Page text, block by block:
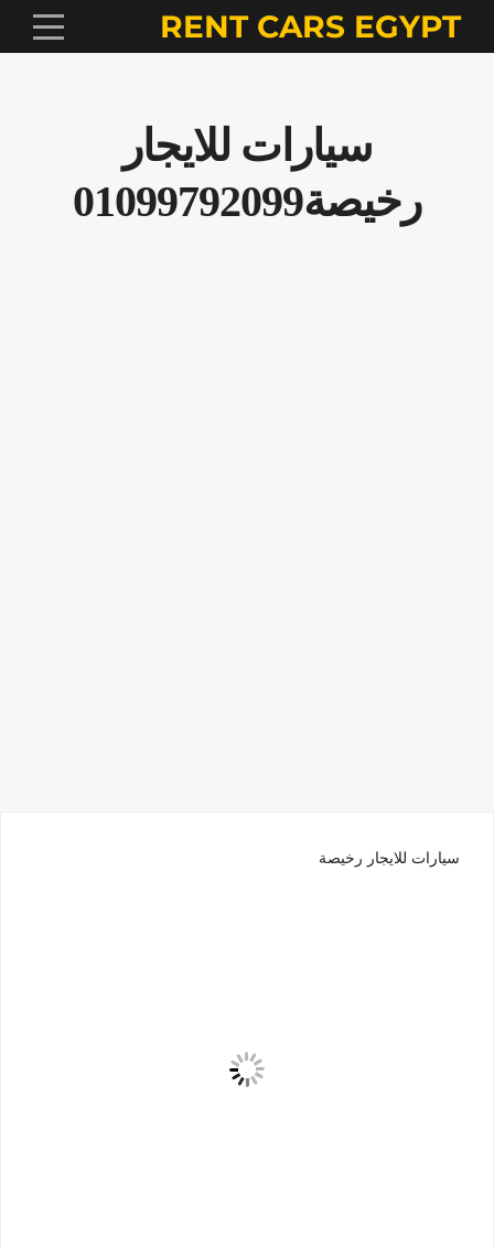
RENT CARS EGYPT
سيارات للايجار
رخيصة01099792099
سيارات للايجار رخيصة